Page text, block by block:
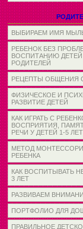
ВЫБИРАЕМ ИМЯ
РЕБЕНОК БЕЗ
ВОСПИТАНИЮ
РОДИТЕЛЕЙ
РЕЦЕПТЫ ОБЩЕНИЯ
ФИЗИЧЕСКОЕ И
РАЗВИТИЕ ДЕТЕЙ
КАК ИГРАТЬ С
ВОСПРИЯТИЯ,
РЕЧИ У ДЕТЕЙ 1-5 ЛЕТ
МЕТОД
РЕБЕНКА
КАК ВОСПИТЫВАТЬ
3 ЛЕТ
РАЗВИВАЕМ
ПОРТФОЛИО ДЛЯ
ПРАВИЛЬНОЕ